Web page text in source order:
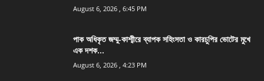
August 6, 2026 , 6:45 PM
পাক অধিকৃত জম্মু-কাশ্মীরে ব্যাপক সহিংসতা ও কারচুপির ভোটের মুখে
এক দশক...
August 6, 2026 , 4:23 PM